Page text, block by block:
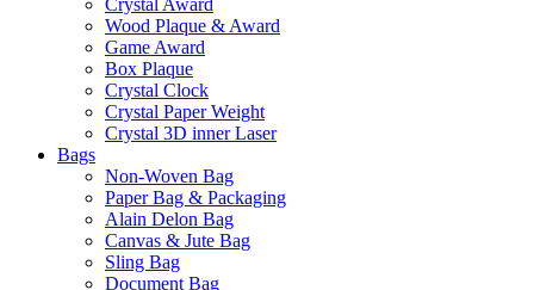
Crystal Award
Wood Plaque & Award
Game Award
Box Plaque
Crystal Clock
Crystal Paper Weight
Crystal 3D inner Laser
Bags
Non-Woven Bag
Paper Bag & Packaging
Alain Delon Bag
Canvas & Jute Bag
Sling Bag
Document Bag